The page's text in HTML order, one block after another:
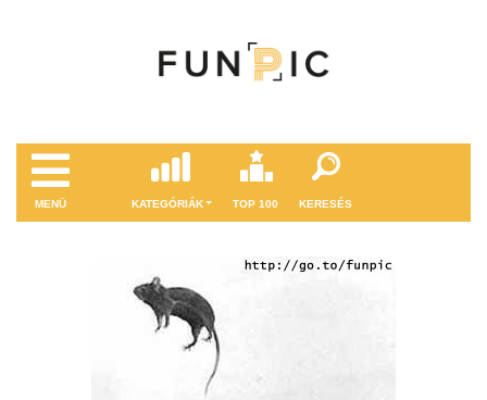
MENÜ KATEGÓRIÁK TOP 100 KERESÉS